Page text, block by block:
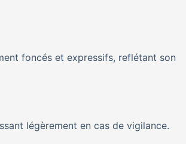
foncés et expressifs, reflétant son
légèrement en cas de vigilance.